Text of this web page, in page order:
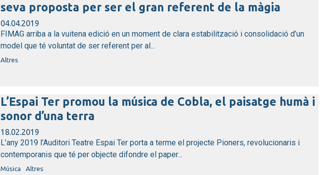
seva proposta per ser el gran referent de la màgia
04.04.2019
FIMAG arriba a la vuitena edició en un moment de clara estabilització i consolidació d’un
model que té voluntat de ser referent per al...
Altres
L’Espai Ter promou la música de Cobla, el paisatge humà i
sonor d’una terra
18.02.2019
L’any 2019 l’Auditori Teatre Espai Ter porta a terme el projecte Pioners, revolucionaris i
contemporanis que té per objecte difondre el paper...
Música Altres